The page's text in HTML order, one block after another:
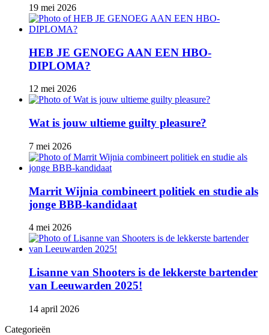
19 mei 2026
HEB JE GENOEG AAN EEN HBO-
DIPLOMA?
12 mei 2026
Wat is jouw ultieme guilty pleasure?
7 mei 2026
Marrit Wijnia combineert politiek en studie als
jonge BBB‑kandidaat
4 mei 2026
Lisanne van Shooters is de lekkerste bartender
van Leeuwarden 2025!
14 april 2026
Categorieën